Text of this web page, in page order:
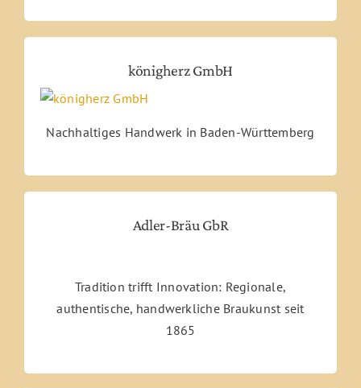
königherz GmbH
Nachhaltiges Handwerk in Baden-Württemberg
Adler-Bräu GbR
Tradition trifft Innovation: Regionale,
authentische, handwerkliche Braukunst seit
1865